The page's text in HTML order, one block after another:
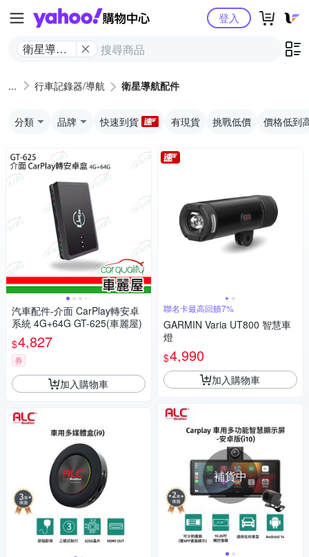
Yahoo購物中心
衛星導航
登入
行車記錄器/導航 衛星導航配件
分類 品牌 快速到貨 有現貨 挑戰低價 價格低到
汽車配件-介面 CarPlay轉安卓
系統 4G+64G GT-625(車麗屋)
$4,827
券
加入購物車
聯名卡最高回饋7%
GARMIN Varia UT800 智慧車
燈
$4,990
加入購物車
補貨中